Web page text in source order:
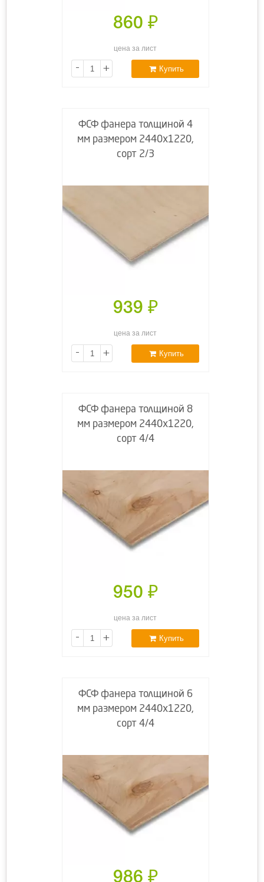
860 ₽
цена за лист
- + Купить
ФСФ фанера толщиной 4
мм размером 2440х1220,
сорт 2/3
939 ₽
цена за лист
- + Купить
ФСФ фанера толщиной 8
мм размером 2440х1220,
сорт 4/4
950 ₽
цена за лист
- + Купить
ФСФ фанера толщиной 6
мм размером 2440х1220,
сорт 4/4
986 ₽